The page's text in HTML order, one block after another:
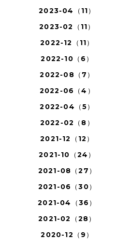
2023-04（11）
2023-02（11）
2022-12（11）
2022-10（6）
2022-08（7）
2022-06（4）
2022-04（5）
2022-02（8）
2021-12（12）
2021-10（24）
2021-08（27）
2021-06（30）
2021-04（36）
2021-02（28）
2020-12（9）